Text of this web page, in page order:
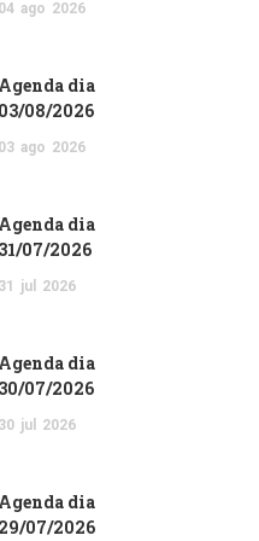
04 ago 2026
Agenda dia
03/08/2026
03 ago 2026
Agenda dia
31/07/2026
31 jul 2026
Agenda dia
30/07/2026
30 jul 2026
Agenda dia
29/07/2026